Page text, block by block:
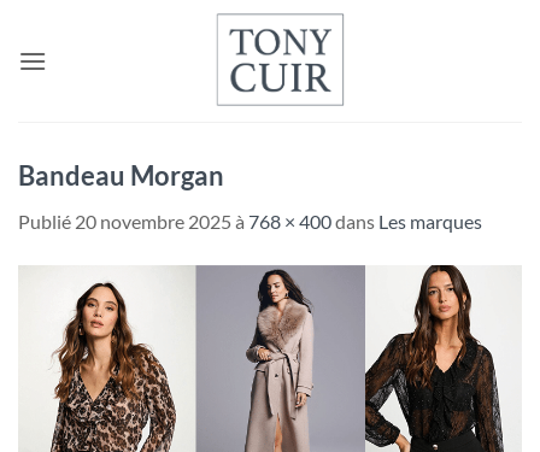
contenu
Bandeau Morgan
Publié 20 novembre 2025 à 768 × 400dans Les marques